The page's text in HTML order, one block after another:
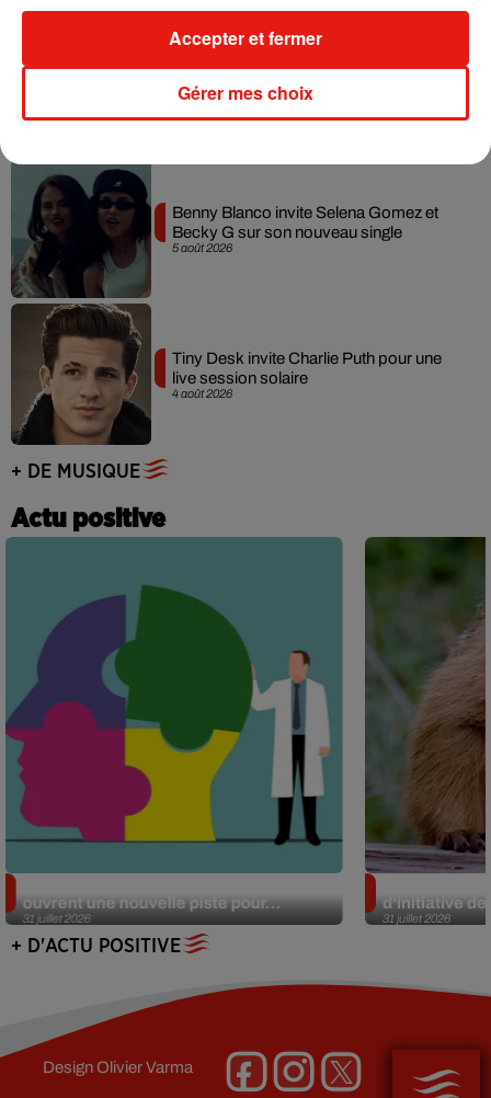
7 août 2026
Angèle et Amélie Lens dévoilent leur
collaboration tant attendue
5 août 2026
Benny Blanco invite Selena Gomez et
Becky G sur son nouveau single
4 août 2026
Tiny Desk invite Charlie Puth pour une
live session solaire
+ DE MUSIQUE
Actu positive
31 juillet 2026
ouvrent une nouvelle piste pour...
31 juillet 2026
d’initiative
+ D'ACTU POSITIVE
DesignOlivier Varma
Gérer mes choix
Accepter et fermer